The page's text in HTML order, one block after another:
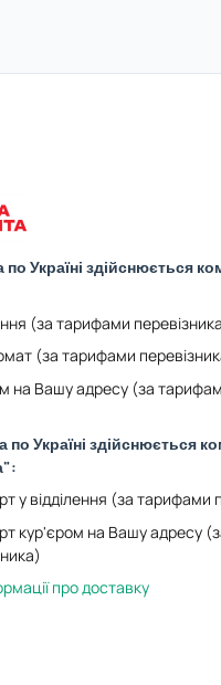
по Україні здійснюється
(за тарифами
(за тарифами
на Вашу адресу (за
по Україні здійснюється
у відділення (за тарифами
кур'єром на Вашу адресу
про доставку